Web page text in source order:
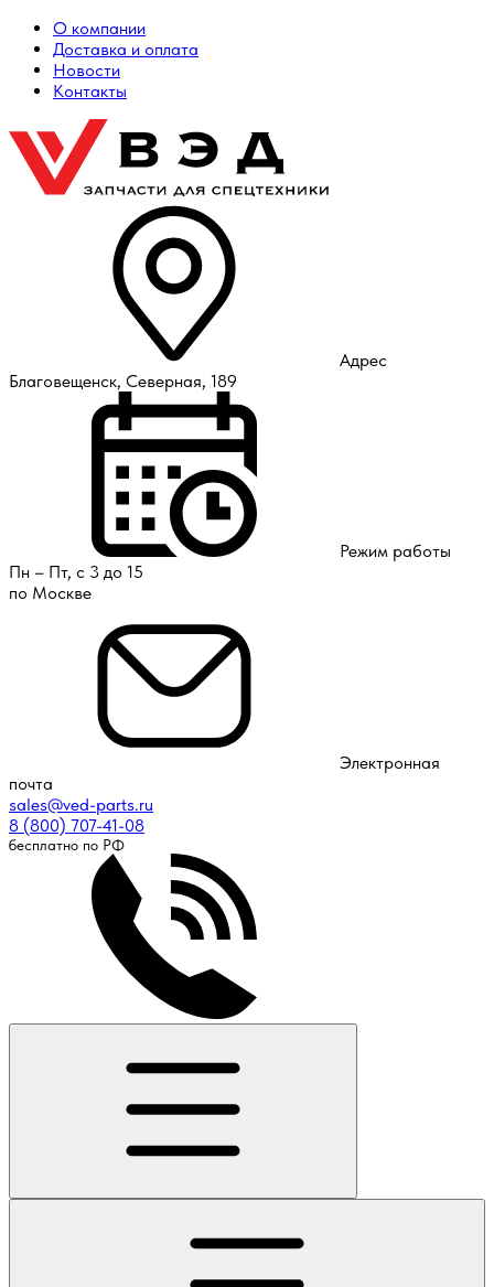
О компании
Доставка и оплата
Новости
Контакты
Адрес
Благовещенск, Северная, 189
Режим работы
Пн – Пт, с 3 до 15
по Москве
Электронная
почта
sales@ved-parts.ru
8 (800) 707-41-08
бесплатно по РФ